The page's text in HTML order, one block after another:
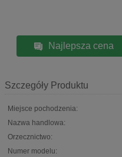
Najlepsza cena
Szczegóły Produktu
Miejsce pochodzenia:
Nazwa handlowa:
Orzecznictwo:
Numer modelu: